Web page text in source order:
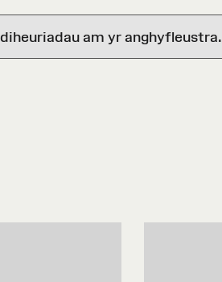
am yr anghyfleustra.